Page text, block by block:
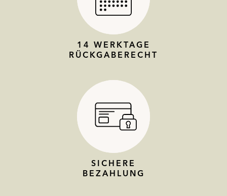
14 WERKTAGE
RÜCKGABERECHT
SICHERE
BEZAHLUNG